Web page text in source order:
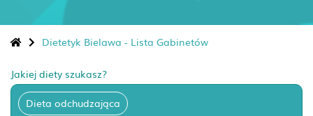
Dietetyk Bielawa - Lista Gabinetów
Jakiej diety szukasz?
Dieta odchudzająca